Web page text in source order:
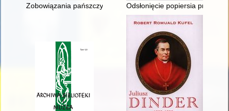
Zobowiązania pańszczyźniane pszczyńskich chłopów
Odsłonięcie popiersia prof.